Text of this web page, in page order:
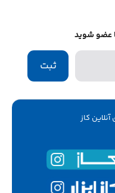
عضو شوید
ثبت
کاز